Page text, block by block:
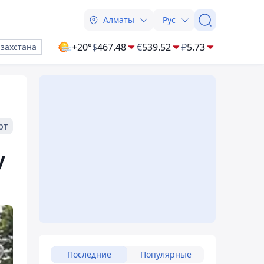
Алматы Рус
+20°$467.48 €539.52 ₽5.73
Последние Популярные